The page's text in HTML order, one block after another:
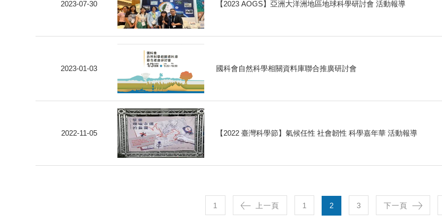
2023-07-30 【2023 AOGS】亞洲大洋洲地區地球科學研討會 活動報導
2023-01-03 國科會自然科學相關資料庫聯合推廣研討會
2022-11-05 【2022 臺灣科學節】氣候任性 社會韌性 科學嘉年華 活動報導
1 上一頁 1 2 3 下一頁